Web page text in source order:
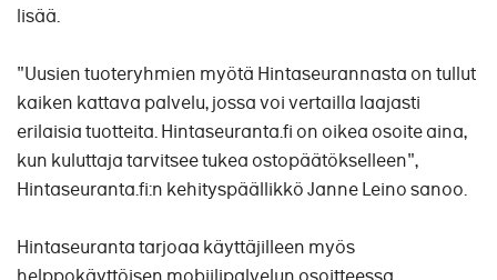
lisää.
"Uusien tuoteryhmien myötä Hintaseurannasta on tullut
kaiken kattava palvelu, jossa voi vertailla laajasti
erilaisia tuotteita. Hintaseuranta.fi on oikea osoite aina,
kun kuluttaja tarvitsee tukea ostopäätökselleen",
Hintaseuranta.fi:n kehityspäällikkö Janne Leino sanoo.
Hintaseuranta tarjoaa käyttäjilleen myös